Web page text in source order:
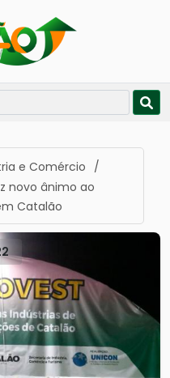
e Comércio /
novo ânimo ao
Catalão